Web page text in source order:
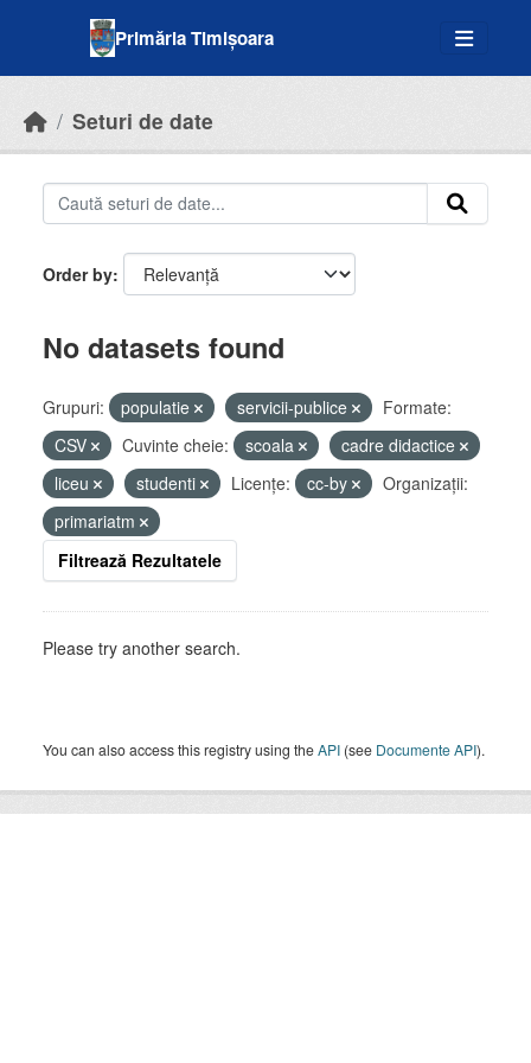
Primăria Timișoara
Seturi de date
Order by
No datasets found
Grupuri: populatie servicii-publice
Formate:
CSV
Cuvinte cheie: scoala
cadre didactice
liceu
studenti Licenţe: cc-by
Organizații:
primariatm
Filtrează Rezultatele
Please try another search.
You can also access this registry using theAPI (see Documente API).